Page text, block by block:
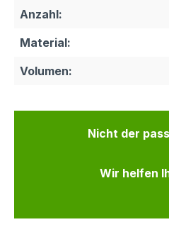
Anzahl:
Material:
Volumen:
Nicht der
Wir helfen